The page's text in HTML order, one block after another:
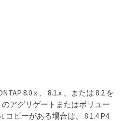
8.0.x 、 8.1.x 、または 8.2 を
アグリゲートまたはボリュー
コピーがある場合は、 8.1.4 P4